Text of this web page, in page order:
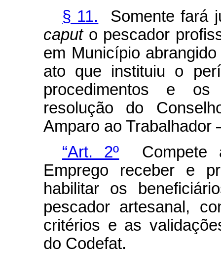
§ 11. Somente fará
caputo pescador
em Município
ato que instituiu o
procedimentos e os
resolução do
Amparo ao Trabalhador
“Art. 2º Compete
Emprego receber e
habilitar os
pescador artesanal,
critérios e as
do Codefat.